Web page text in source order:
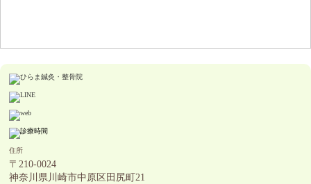
住所
〒210-0024
神奈川県川崎市中原区田尻町21